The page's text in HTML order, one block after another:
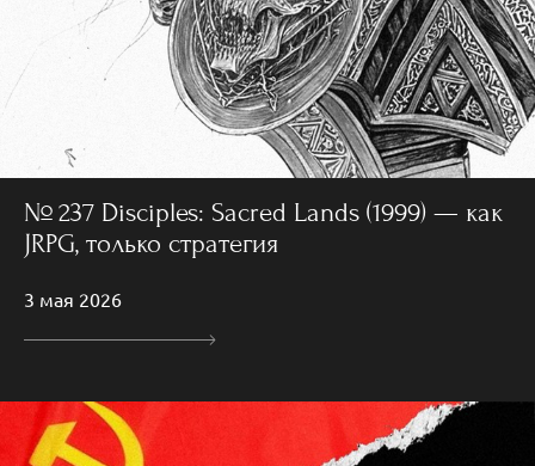
№ 237 Disciples: Sacred Lands (1999) — как
JRPG, только стратегия
3 мая 2026